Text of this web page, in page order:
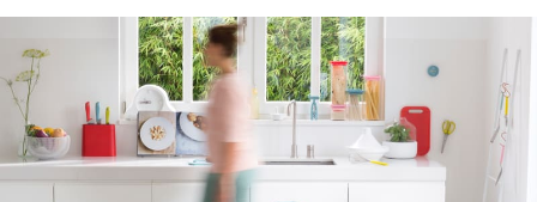
Témata
Recepty
Články